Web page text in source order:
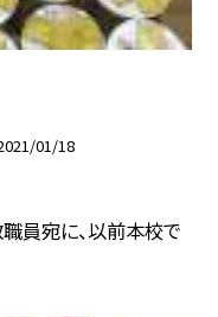
01/18
員宛に、以前本校で